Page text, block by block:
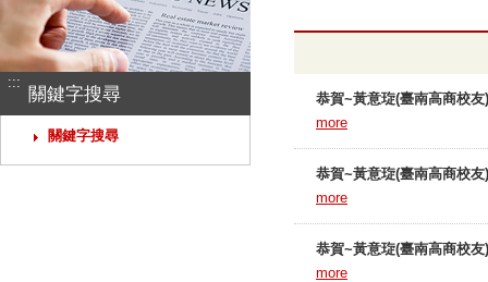
:::
關鍵字搜尋
關鍵字搜尋
恭賀~黃意琁(臺南高商校
more
恭賀~黃意琁(臺南高商校
more
恭賀~黃意琁(臺南高商校
more